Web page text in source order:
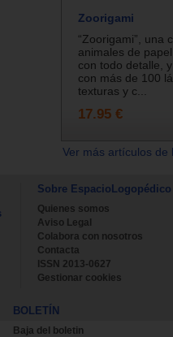
Zoorigami
“Zoorigami”, una
animales de
con todo detalle,
con más de 100
texturas y c...
17.95 €
Ver más artículos
Sobre EspacioLogopédico
Quienes somos
Aviso Legal
Colabora con nosotros
Contacta
ISSN 2013-0627
Gestionar cookies
BOLETÍN
Baja del boletin